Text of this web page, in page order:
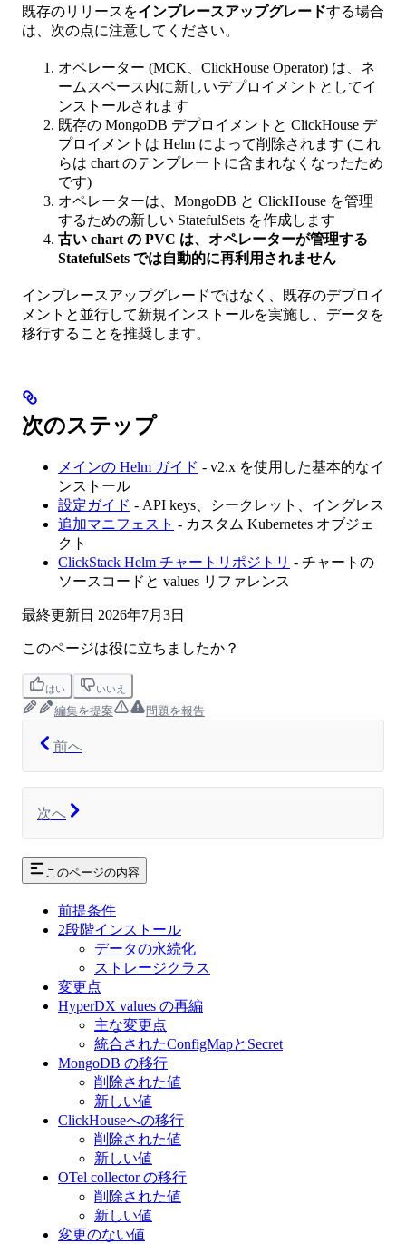
既存のリリースをインプレースアップグレードする場合
は、次の点に注意してください。
オペレーター (MCK、ClickHouse Operator) は、ネ
ームスペース内に新しいデプロイメントとしてイ
ンストールされます
既存の MongoDB デプロイメントと ClickHouse デ
プロイメントは Helm によって削除されます (これ
らは chart のテンプレートに含まれなくなったため
です)
オペレーターは、MongoDB と ClickHouse を管理
するための新しい StatefulSets を作成します
古い chart の PVC は、オペレーターが管理する
StatefulSets では自動的に再利用されません
インプレースアップグレードではなく、既存のデプロイ
メントと並行して新規インストールを実施し、データを
移行することを推奨します。
次のステップ
メインの Helm ガイド - v2.x を使用した基本的なイ
ンストール
設定ガイド - API keys、シークレット、イングレス
追加マニフェスト - カスタム Kubernetes オブジェ
クト
ClickStack Helm チャートリポジトリ - チャートの
ソースコードと values リファレンス
最終更新日 2026年7月3日
このページは役に立ちましたか？
はい いいえ
編集を提案 問題を報告
前へ
次へ
このページの内容
前提条件
2段階インストール
データの永続化
ストレージクラス
変更点
HyperDX values の再編
主な変更点
統合されたConfigMapとSecret
MongoDB の移行
削除された値
新しい値
ClickHouseへの移行
削除された値
新しい値
OTel collector の移行
削除された値
新しい値
変更のない値